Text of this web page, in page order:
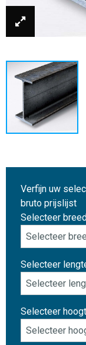
Verfijn uw
bruto prijslijst
Selecteer
Selecteer
Selecteer